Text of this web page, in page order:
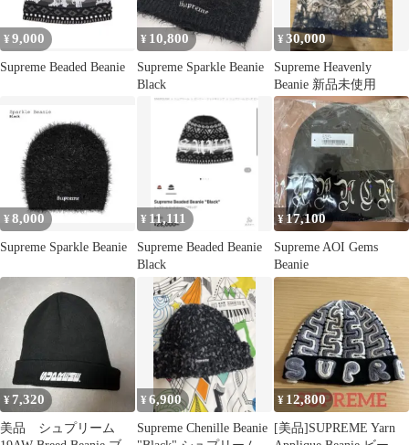
¥ 9,000
Supreme Beaded Beanie
¥ 10,800
Supreme Sparkle Beanie
Black
¥30,000
Supreme Heavenly
Beanie 新品未使用
¥ 8,000
Supreme Sparkle Beanie
¥ 11,111
Supreme Beaded Beanie
Black
¥17,100
Supreme AOI Gems
Beanie
¥7,320
美品 シュプリーム
¥6,900
Supreme Chenille Beanie
¥ 12,800
[美品]SUPREME Yarn